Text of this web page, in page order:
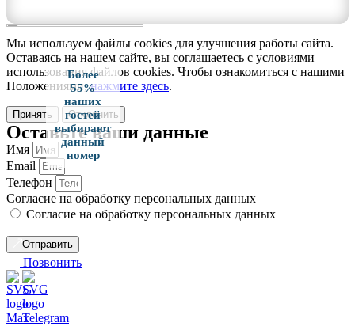
Более
55%
наших
гостей
выбирают
данный
номер
Мы используем файлы cookies для улучшения работы сайта.
Оставаясь на нашем сайте, вы соглашаетесь с условиями
использования файлов cookies. Чтобы ознакомиться с нашими
Положениями,нажмите здесь.
Принять Отклонить
Оставьте ваши данные
Имя
Email
Телефон
Согласие на обработку персональных данных
Согласие на обработку персональных данных
Отправить
Позвонить